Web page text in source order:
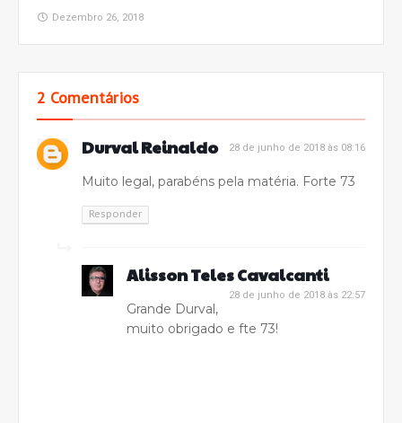
Dezembro 26, 2018
2 Comentários
Durval Reinaldo 28 de junho de 2018 às 08:16
Muito legal, parabéns pela matéria. Forte 73
Responder
Alisson Teles Cavalcanti
28 de junho de 2018 às 22:57
Grande Durval,
muito obrigado e fte 73!